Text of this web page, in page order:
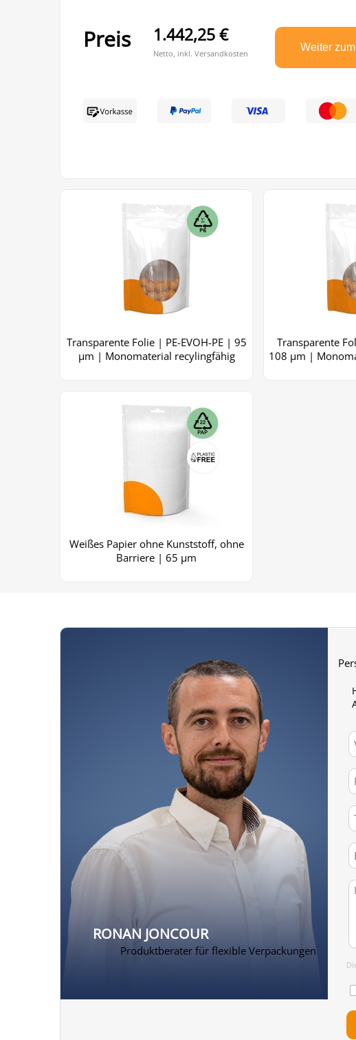
Preis 1.442,25 €
Netto, inkl. Versandkosten
Weiter
Transparente Folie | PE-EVOH-PE | 95
µm | Monomaterial recylingfähig
Transparente
108 μm |
Weißes Papier ohne Kunststoff, ohne
Barriere | 65 µm
RONAN JONCOUR
Produktberater für flexible Verpackungen